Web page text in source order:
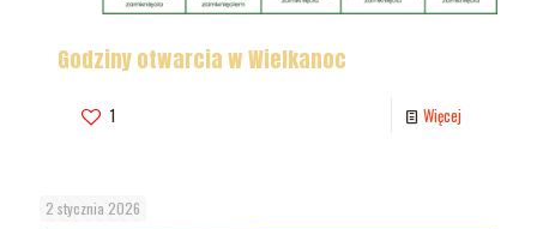
Godziny otwarcia w Wielkanoc
1 Więcej
2 stycznia 2026